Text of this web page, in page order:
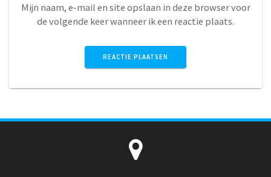
Mijn naam, e-mail en site opslaan in deze browser voor
de volgende keer wanneer ik een reactie plaats.